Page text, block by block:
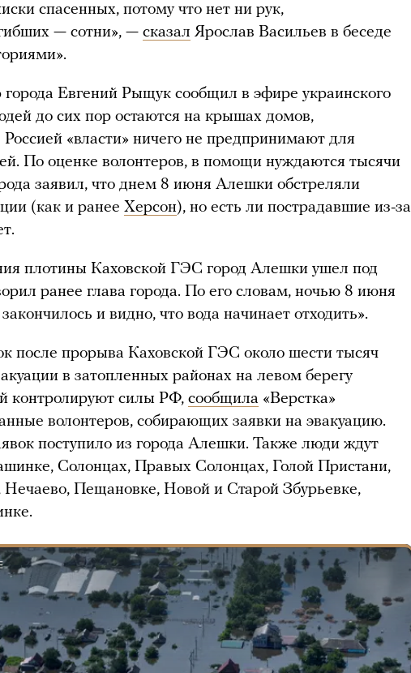
спасенных, потому что нет ни рук,
— сотни», — сказал Ярослав Васильев в беседе
города Евгений Рыщук сообщил в эфире украинского
до сих пор остаются на крышах домов,
«власти» ничего не предпринимают для
По оценке волонтеров, в помощи нуждаются тысячи
заявил, что днем 8 июня Алешки обстреляли
(как и ранее Херсон), но есть ли пострадавшие из-за
плотины Каховской ГЭС город Алешки ушел под
ранее глава города. По его словам, ночью 8 июня
и видно, что вода начинает отходить».
после прорыва Каховской ГЭС около шести тысяч
в затопленных районах на левом берегу
контролируют силы РФ, сообщила «Верстка»
волонтеров, собирающих заявки на эвакуацию.
поступило из города Алешки. Также люди ждут
Солонцах, Правых Солонцах, Голой Пристани,
Нечаево, Пещановке, Новой и Старой Збурьевке,